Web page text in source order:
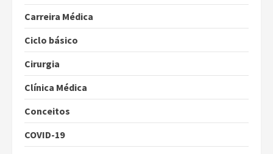
Carreira Médica
Ciclo básico
Cirurgia
Clínica Médica
Conceitos
COVID-19